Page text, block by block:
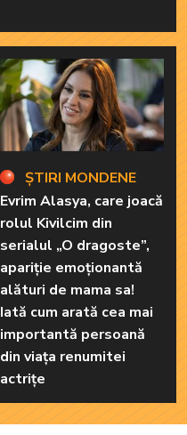
ȘTIRI MONDENE
Evrim Alasya, care joacă
rolul Kivilcim din
serialul „O dragoste”,
apariție emoționantă
alături de mama sa!
Iată cum arată cea mai
importantă persoană
din viața renumitei
actrițe